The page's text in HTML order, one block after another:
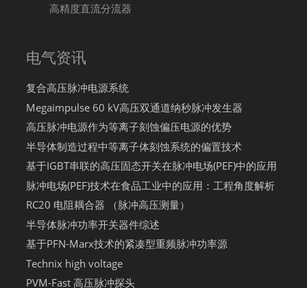
高精度直流分流器
电气资讯
复合高压脉冲电源系统
Megaimpulse 60 kV高压双通道纳秒脉冲发生器
高压脉冲电源作为等离子刻蚀偏压电源的优势
半导体制造过程中等离子体刻蚀系统的偏置技术
基于IGBT串联的高压固态开关在脉冲电场(PEF)中的应用
脉冲电场(PEF)技术在食品工业中的应用：工程角度解析
RC20 电阻耦合器 （脉冲高压测量）
半导体脉冲功率开关器件综述
基于PFN-Marx技术的紧凑型重频脉冲功率源
Technix high voltage
PVM-Fast 高压脉冲探头